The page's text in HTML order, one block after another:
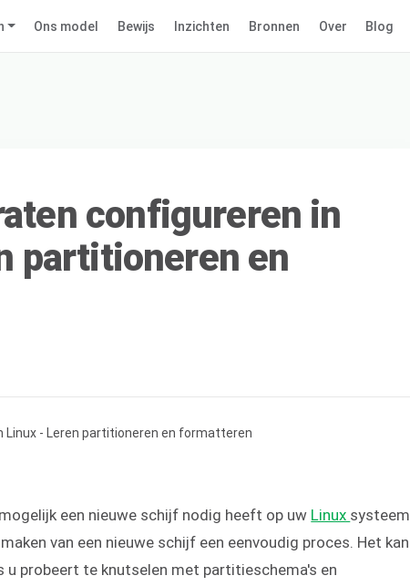
Ons model Bewijs Inzichten Bronnen Over Blog
configureren in
partitioneren en
een nieuwe schijf nodig heeft op uw Linux systeem.
van een nieuwe schijf een eenvoudig proces. Het kan
u probeert te knutselen met partitieschema's en